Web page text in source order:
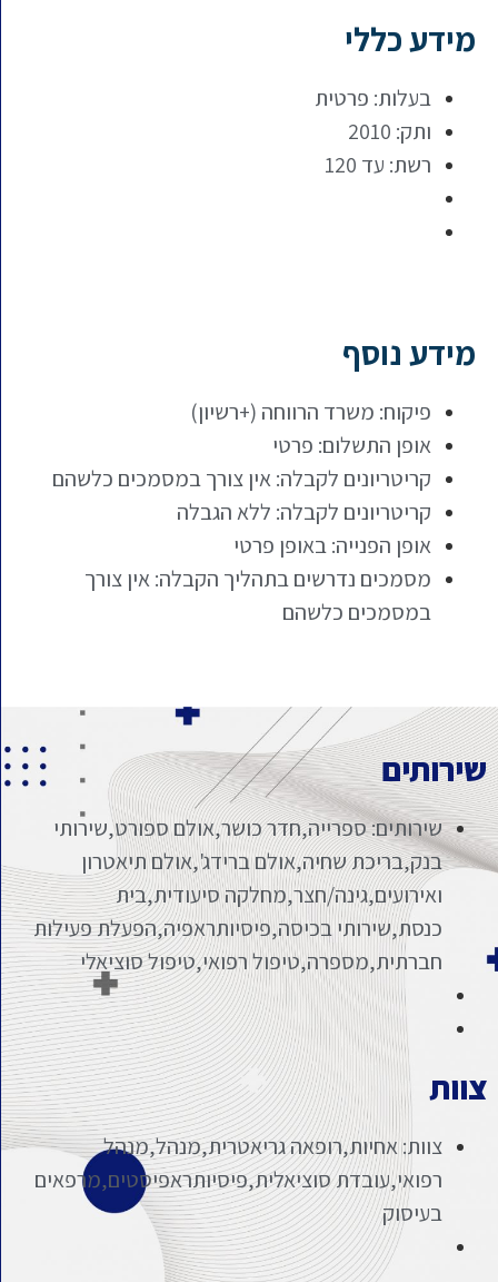
מידע כללי
בעלות: פרטית
ותק: 2010
רשת: עד 120
מידע נוסף
פיקוח: משרד הרווחה (+רשיון)
אופן התשלום: פרטי
קריטריונים לקבלה: אין צורך במסמכים כלשהם
קריטריונים לקבלה: ללא הגבלה
אופן הפנייה: באופן פרטי
מסמכים נדרשים בתהליך הקבלה: אין צורך
במסמכים כלשהם
שירותים
שירותים: ספרייה,חדר כושר,אולם ספורט,שירותי
בנק,בריכת שחיה,אולם ברידג',אולם תיאטרון
ואירועים,גינה/חצר,מחלקה סיעודית,בית
כנסת,שירותי בכיסה,פיסיותראפיה,הפעלת פעילות
חברתית,מספרה,טיפול רפואי,טיפול סוציאלי
צוות
צוות: אחיות,רופאה גריאטרית,מנהל,מנהל
רפואי,עובדת סוציאלית,פיסיותראפיסטים,מרפאים
בעיסוק